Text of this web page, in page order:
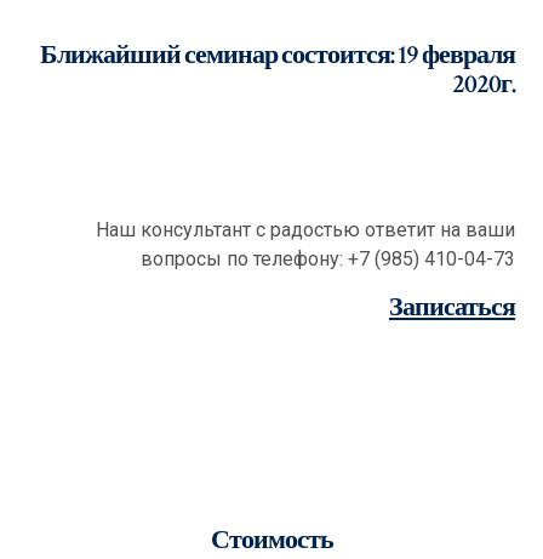
Ближайший семинар состоится: 19 февраля
2020г.
Наш консультант с радостью ответит на ваши
вопросы по телефону: +7 (985) 410-04-73
Записаться
Стоимость